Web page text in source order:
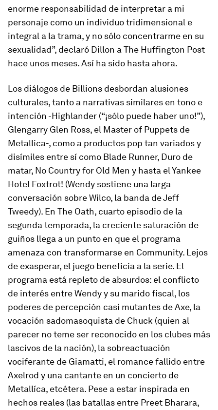
enorme responsabilidad de interpretar a mi
personaje como un individuo tridimensional e
integral a la trama, y no sólo concentrarme en su
sexualidad”, declaró Dillon a The Huffington Post
hace unos meses. Así ha sido hasta ahora.
Los diálogos de Billions desbordan alusiones
culturales, tanto a narrativas similares en tono e
intención -Highlander (“¡sólo puede haber uno!”),
Glengarry Glen Ross, el Master of Puppets de
Metallica-, como a productos pop tan variados y
disímiles entre sí como Blade Runner, Duro de
matar, No Country for Old Men y hasta elYankee
Hotel Foxtrot! (Wendy sostiene una larga
conversación sobre Wilco, la banda de Jeff
Tweedy). En The Oath, cuarto episodio de la
segunda temporada, la creciente saturación de
guiños llega a un punto en que el programa
amenaza con transformarse en Community. Lejos
de exasperar, el juego beneficia a la serie. El
programa está repleto de absurdos: el conflicto
de interés entre Wendy y su marido fiscal, los
poderes de percepción casi mutantes de Axe, la
vocación sadomasoquista de Chuck (quien al
parecer no teme ser reconocido en los clubes más
lascivos de la nación), la sobreactuación
vociferante de Giamatti, el romance fallido entre
Axelrod y una cantante en un concierto de
Metallíca, etcétera. Pese a estar inspirada en
hechos reales (las batallas entre Preet Bharara,